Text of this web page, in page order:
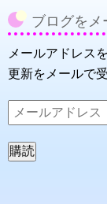
ブログをメ
メールアドレス
更新をメールで
メ
ル